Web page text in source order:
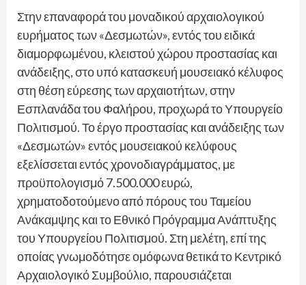
​Στην επαναφορά του μοναδικού αρχαιολογικού
ευρήματος των «Δεσμωτών», εντός του ειδικά
διαμορφωμένου, κλειστού χώρου προστασίας και
ανάδειξης, στο υπό κατασκευή μουσειακό κέλυφος
στη θέση εύρεσης των αρχαιοτήτων, στην
Εσπλανάδα του Φαλήρου, προχωρά το Υπουργείο
Πολιτισμού. Το έργο προστασίας και ανάδειξης των
«Δεσμωτών» εντός μουσειακού κελύφους
εξελίσσεται εντός χρονοδιαγράμματος, με
προϋπολογισμό 7.500.000 ευρώ,
χρηματοδοτούμενο από πόρους του Ταμείου
Ανάκαμψης και το Εθνικό Πρόγραμμα Ανάπτυξης
του Υπουργείου Πολιτισμού. Στη μελέτη, επί της
οποίας γνωμοδότησε ομόφωνα θετικά το Κεντρικό
Αρχαιολογικό Συμβούλιο, παρουσιάζεται